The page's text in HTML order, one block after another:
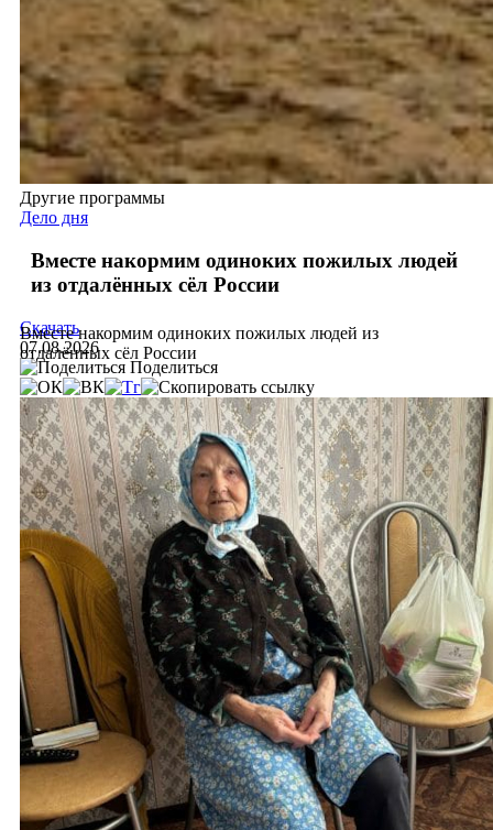
Другие программы
Дело дня
Вместе накормим одиноких пожилых людей
из отдалённых сёл России
Вместе накормим одиноких пожилых людей из
отдалённых сёл России
Скачать
07.08.2026
Поделиться